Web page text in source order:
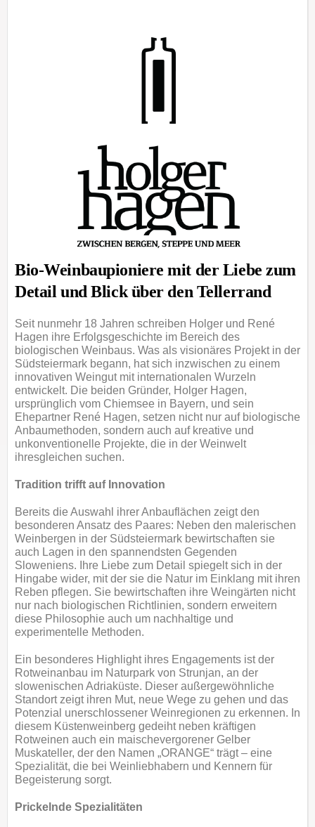
Bio-Weinbaupioniere mit der Liebe zum
Detail und Blick über den Tellerrand
Seit nunmehr 18 Jahren schreiben Holger und René
Hagen ihre Erfolgsgeschichte im Bereich des
biologischen Weinbaus. Was als visionäres Projekt in der
Südsteiermark begann, hat sich inzwischen zu einem
innovativen Weingut mit internationalen Wurzeln
entwickelt. Die beiden Gründer, Holger Hagen,
ursprünglich vom Chiemsee in Bayern, und sein
Ehepartner René Hagen, setzen nicht nur auf biologische
Anbaumethoden, sondern auch auf kreative und
unkonventionelle Projekte, die in der Weinwelt
ihresgleichen suchen.
Tradition trifft auf Innovation
Bereits die Auswahl ihrer Anbauflächen zeigt den
besonderen Ansatz des Paares: Neben den malerischen
Weinbergen in der Südsteiermark bewirtschaften sie
auch Lagen in den spannendsten Gegenden
Sloweniens. Ihre Liebe zum Detail spiegelt sich in der
Hingabe wider, mit der sie die Natur im Einklang mit ihren
Reben pflegen. Sie bewirtschaften ihre Weingärten nicht
nur nach biologischen Richtlinien, sondern erweitern
diese Philosophie auch um nachhaltige und
experimentelle Methoden.
Ein besonderes Highlight ihres Engagements ist der
Rotweinanbau im Naturpark von Strunjan, an der
slowenischen Adriaküste. Dieser außergewöhnliche
Standort zeigt ihren Mut, neue Wege zu gehen und das
Potenzial unerschlossener Weinregionen zu erkennen. In
diesem Küstenweinberg gedeiht neben kräftigen
Rotweinen auch ein maischevergorener Gelber
Muskateller, der den Namen „ORANGE“ trägt – eine
Spezialität, die bei Weinliebhabern und Kennern für
Begeisterung sorgt.
Prickelnde Spezialitäten